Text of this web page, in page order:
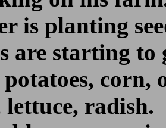
is planting
are starting to
potatoes, corn,
radish.